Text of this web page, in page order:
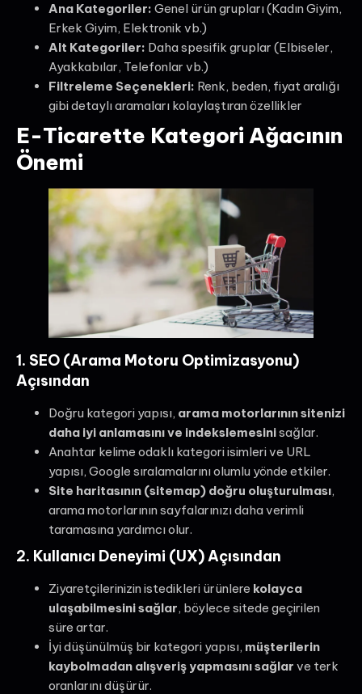
Ana Kategoriler: Genel ürün grupları (Kadın Giyim,
Erkek Giyim, Elektronik vb.)
Alt Kategoriler: Daha spesifik gruplar (Elbiseler,
Ayakkabılar, Telefonlar vb.)
Filtreleme Seçenekleri: Renk, beden, fiyat aralığı
gibi detaylı aramaları kolaylaştıran özellikler
E-Ticarette Kategori Ağacının
Önemi
1. SEO (Arama Motoru Optimizasyonu)
Açısından
Doğru kategori yapısı, arama motorlarının sitenizi
daha iyi anlamasını ve indekslemesinisağlar.
Anahtar kelime odaklı kategori isimleri ve URL
yapısı, Google sıralamalarını olumlu yönde etkiler.
Site haritasının (sitemap) doğru oluşturulması,
arama motorlarının sayfalarınızı daha verimli
taramasına yardımcı olur.
2. Kullanıcı Deneyimi (UX) Açısından
Ziyaretçilerinizin istedikleri ürünlere kolayca
ulaşabilmesini sağlar, böylece sitede geçirilen
süre artar.
İyi düşünülmüş bir kategori yapısı, müşterilerin
kaybolmadan alışveriş yapmasını sağlar ve terk
oranlarını düşürür.